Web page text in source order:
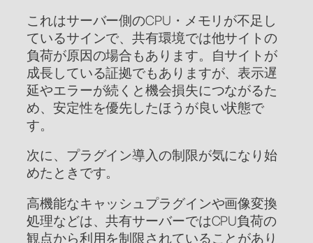
これはサーバー側のCPU・メモリが不足し
ているサインで、共有環境では他サイトの
負荷が原因の場合もあります。自サイトが
成長している証拠でもありますが、表示遅
延やエラーが続くと機会損失につながるた
め、安定性を優先したほうが良い状態で
す。
次に、プラグイン導入の制限が気になり始
めたときです。
高機能なキャッシュプラグインや画像変換
処理などは、共有サーバーではCPU負荷の
観点から利用を制限されていることがあり